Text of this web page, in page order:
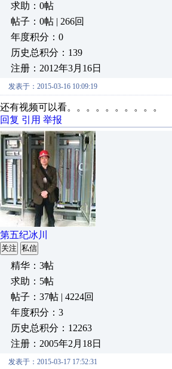
求助：0帖
帖子：0帖 | 266回
年度积分：0
历史总积分：139
注册：2012年3月16日
发表于：2015-03-16 10:09:19
还有视频可以看。。。。。。。。。。
回复 引用 举报
第五纪冰川
关注 私信
精华：3帖
求助：5帖
帖子：37帖 | 4224回
年度积分：3
历史总积分：12263
注册：2005年2月18日
发表于：2015-03-17 17:52:31